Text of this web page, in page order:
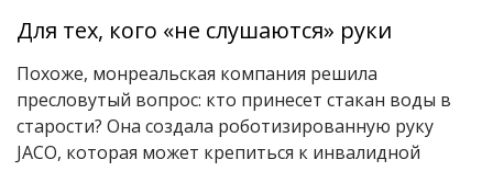
Для тех, кого «не слушаются» руки
Похоже, монреальская компания решила
пресловутый вопрос: кто принесет стакан воды в
старости? Она создала роботизированную руку
JACO, которая может крепиться к инвалидной